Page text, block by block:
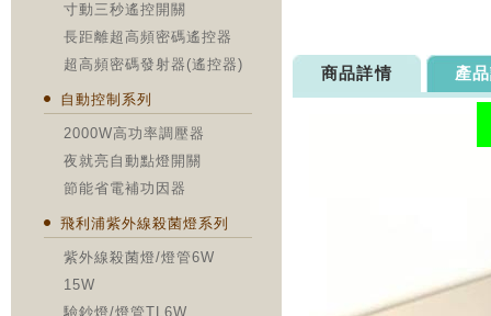
寸動三秒遙控開關
長距離超高頻密碼遙控器
超高頻密碼發射器(遙控器)
自動控制系列
2000W高功率調壓器
夜就亮自動點燈開關
節能省電補功因器
飛利浦紫外線殺菌燈系列
紫外線殺菌燈/燈管6W
15W
驗鈔燈/燈管TL6W
商品詳情 產